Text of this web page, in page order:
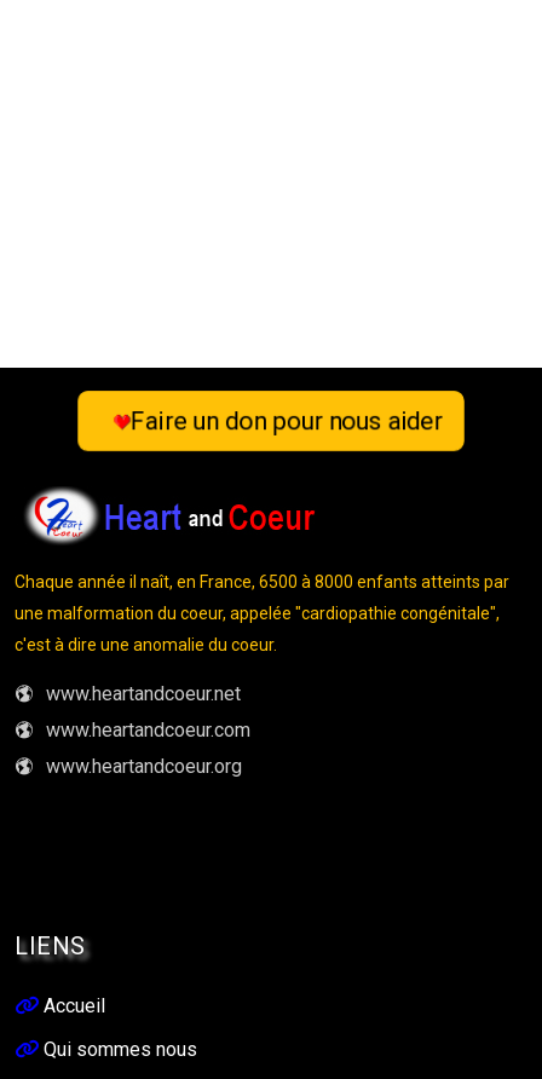
Faire un don pour nous aider
Chaque année il naît, en France, 6500 à 8000 enfants atteints par
une malformation du coeur, appelée "cardiopathie congénitale",
c'est à dire une anomalie du coeur.
www.heartandcoeur.net
www.heartandcoeur.com
www.heartandcoeur.org
LIENS
Accueil
Qui sommes nous